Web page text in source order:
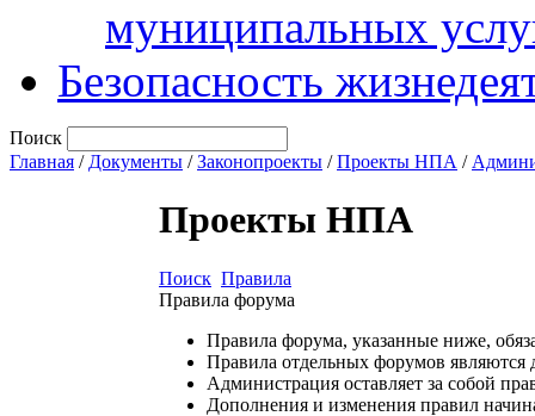
муниципальных
Безопасность
Поиск
Главная / Документы /Законопроекты /Проекты НПА /
Проекты НПА
Поиск Правила
Правила форума
Правила форума, указанные ниже,
Правила отдельных форумов
Администрация оставляет за собой
Дополнения и изменения правил